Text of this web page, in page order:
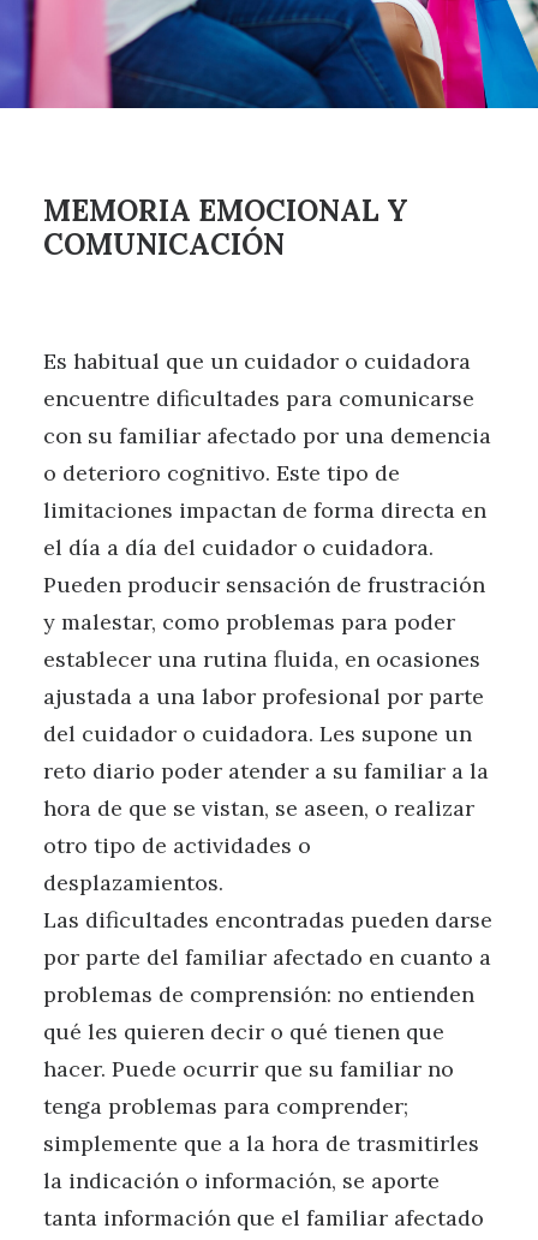
MEMORIA EMOCIONAL Y
COMUNICACIÓN
Es habitual que un cuidador o cuidadora
encuentre dificultades para comunicarse
con su familiar afectado por una demencia
o deterioro cognitivo. Este tipo de
limitaciones impactan de forma directa en
el día a día del cuidador o cuidadora.
Pueden producir sensación de frustración
y malestar, como problemas para poder
establecer una rutina fluida, en ocasiones
ajustada a una labor profesional por parte
del cuidador o cuidadora. Les supone un
reto diario poder atender a su familiar a la
hora de que se vistan, se aseen, o realizar
otro tipo de actividades o
desplazamientos.
Las dificultades encontradas pueden darse
por parte del familiar afectado en cuanto a
problemas de comprensión: no entienden
qué les quieren decir o qué tienen que
hacer. Puede ocurrir que su familiar no
tenga problemas para comprender;
simplemente que a la hora de trasmitirles
la indicación o información, se aporte
tanta información que el familiar afectado